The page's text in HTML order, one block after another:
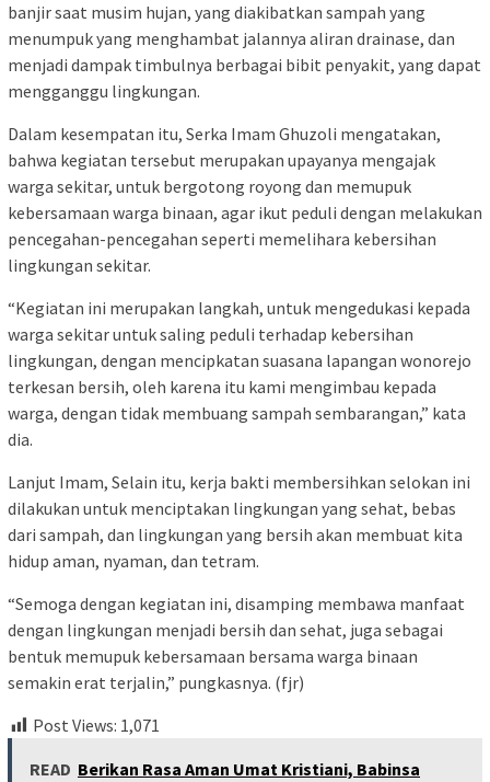
banjir saat musim hujan, yang diakibatkan sampah yang
menumpuk yang menghambat jalannya aliran drainase, dan
menjadi dampak timbulnya berbagai bibit penyakit, yang dapat
mengganggu lingkungan.
Dalam kesempatan itu, Serka Imam Ghuzoli mengatakan,
bahwa kegiatan tersebut merupakan upayanya mengajak
warga sekitar, untuk bergotong royong dan memupuk
kebersamaan warga binaan, agar ikut peduli dengan melakukan
pencegahan-pencegahan seperti memelihara kebersihan
lingkungan sekitar.
“Kegiatan ini merupakan langkah, untuk mengedukasi kepada
warga sekitar untuk saling peduli terhadap kebersihan
lingkungan, dengan mencipkatan suasana lapangan wonorejo
terkesan bersih, oleh karena itu kami mengimbau kepada
warga, dengan tidak membuang sampah sembarangan,” kata
dia.
Lanjut Imam, Selain itu, kerja bakti membersihkan selokan ini
dilakukan untuk menciptakan lingkungan yang sehat, bebas
dari sampah, dan lingkungan yang bersih akan membuat kita
hidup aman, nyaman, dan tetram.
“Semoga dengan kegiatan ini, disamping membawa manfaat
dengan lingkungan menjadi bersih dan sehat, juga sebagai
bentuk memupuk kebersamaan bersama warga binaan
semakin erat terjalin,” pungkasnya. (fjr)
Post Views: 1,071
READ Berikan Rasa Aman Umat Kristiani, Babinsa